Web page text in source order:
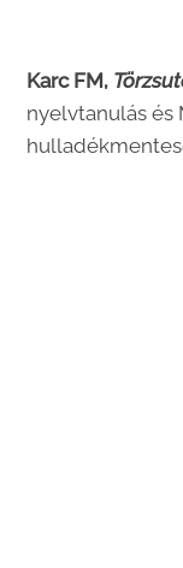
Karc FM,
nyelvtanulás és